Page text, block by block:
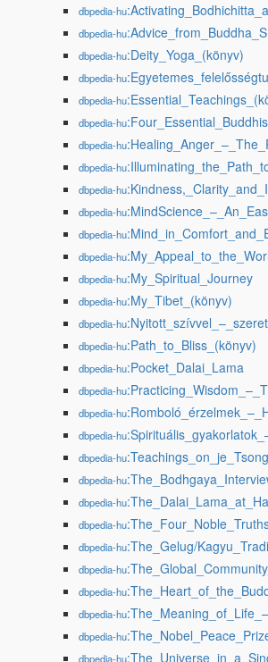
dbpedia-hu
dbpedia-hu
dbpedia-hu:Deity_Yoga_(könyv)
dbpedia-hu
dbpedia-hu
dbpedia-hu
dbpedia-hu
dbpedia-hu
dbpedia-hu
dbpedia-hu
dbpedia-hu
dbpedia-hu
dbpedia-hu:My_Spiritual_Journey
dbpedia-hu:My_Tibet_(könyv)
dbpedia-hu
dbpedia-hu:Path_to_Bliss_(könyv)
dbpedia-hu:Pocket_Dalai_Lama
dbpedia-hu
dbpedia-hu
dbpedia-hu
dbpedia-hu
dbpedia-hu
dbpedia-hu
dbpedia-hu
dbpedia-hu:The_Gelug/
dbpedia-hu
dbpedia-hu
dbpedia-hu
dbpedia-hu
dbpedia-hu